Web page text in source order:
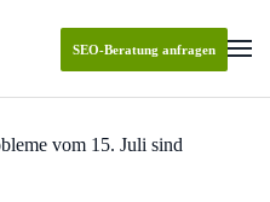
SEO-Beratung anfragen
vom 15. Juli sind